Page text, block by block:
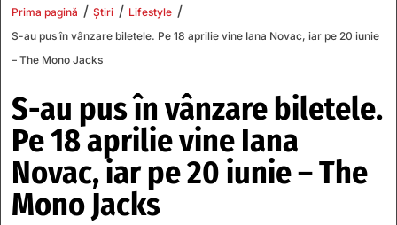
Prima pagină / Știri / Lifestyle /
S-au pus în vânzare biletele. Pe 18 aprilie vine Iana Novac, iar pe 20 iunie
– The Mono Jacks
S-au pus în vânzare biletele.
Pe 18 aprilie vine Iana
Novac, iar pe 20 iunie – The
Mono Jacks